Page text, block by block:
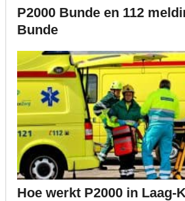
P2000 Bunde en 112
Bunde
Hoe werkt P2000 in Laag-